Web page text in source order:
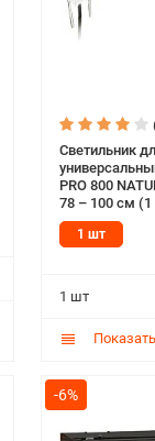
Светильник
PRO 800
78 – 100 см
1 шт
1 шт
-6%